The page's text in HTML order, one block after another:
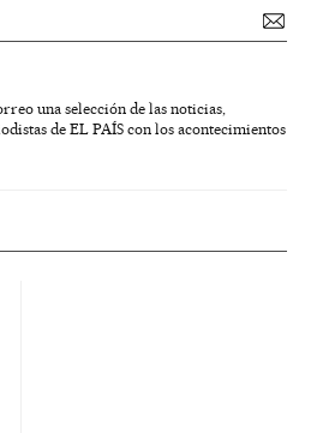
una selección de las noticias,
de EL PAÍS con los acontecimientos